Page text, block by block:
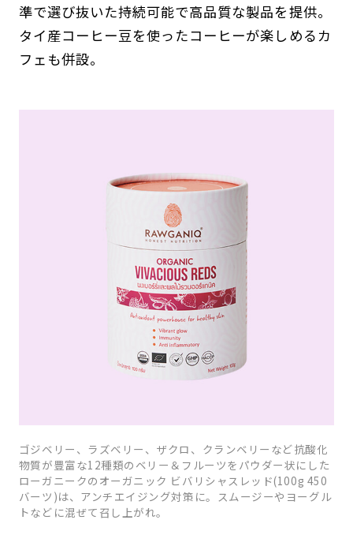
準で選び抜いた持続可能で高品質な製品を提供。
タイ産コーヒー豆を使ったコーヒーが楽しめるカ
フェも併設。
ゴジベリー、ラズベリー、ザクロ、クランベリーなど抗酸化
物質が豊富な12種類のベリー＆フルーツをパウダー状にした
ローガニークのオーガニック ビバリシャスレッド(100g 450
バーツ)は、アンチエイジング対策に。スムージーやヨーグル
トなどに混ぜて召し上がれ。